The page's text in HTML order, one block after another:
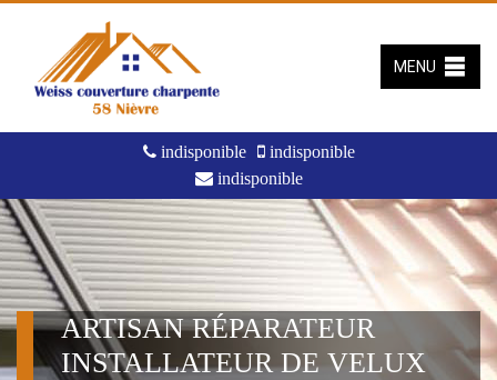
indisponible
indisponible
indisponible
MENU
ARTISAN RÉPARATEUR
INSTALLATEUR DE VELUX